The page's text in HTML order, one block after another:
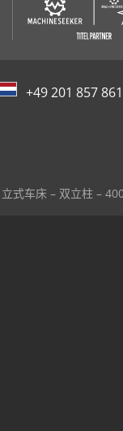
+49 201 857
立式车床 – 双立柱 –